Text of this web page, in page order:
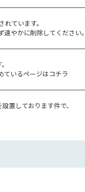
ています。
やかに削除してください。
ているページはコチラ
置しております件で、